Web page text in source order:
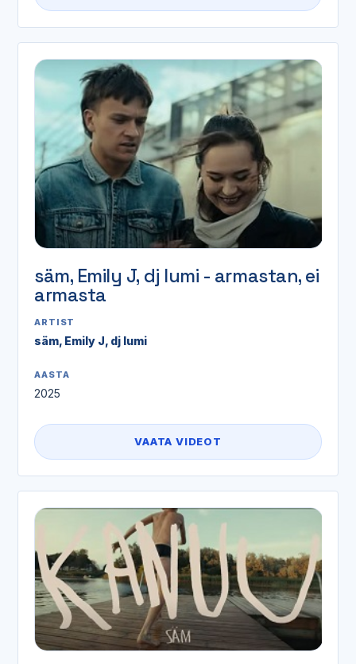
säm, Emily J, dj lumi - armastan, ei
armasta
ARTIST
säm, Emily J, dj lumi
AASTA
2025
VAATA VIDEOT